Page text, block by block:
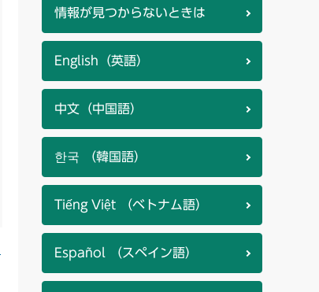
情報が見つからないときは
English（英語）
中文（中国語）
한국 （韓国語）
Tiếng Việt （ベトナム語）
Español （スペイン語）